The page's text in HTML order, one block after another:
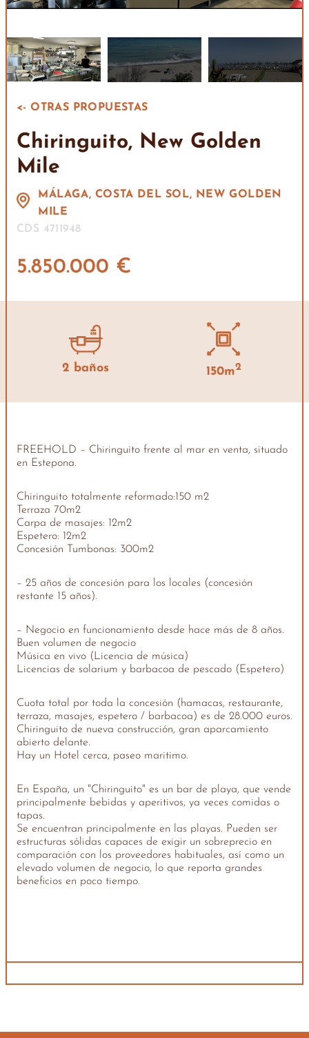
<- OTRAS PROPUESTAS
Chiringuito, New Golden
Mile
MÁLAGA, COSTA DEL SOL, NEW GOLDEN
MILE
CDS 4711948
5.850.000 €
2 baños 150m2
FREEHOLD – Chiringuito frente al mar en venta, situado
en Estepona.
Chiringuito totalmente reformado:150 m2
Terraza 70m2
Carpa de masajes: 12m2
Espetero: 12m2
Concesión Tumbonas: 300m2
– 25 años de concesión para los locales (concesión
restante 15 años).
– Negocio en funcionamiento desde hace más de 8 años.
Buen volumen de negocio
Música en vivo (Licencia de música)
Licencias de solarium y barbacoa de pescado (Espetero)
Cuota total por toda la concesión (hamacas, restaurante,
terraza, masajes, espetero / barbacoa) es de 28.000 euros.
Chiringuito de nueva construcción, gran aparcamiento
abierto delante.
Hay un Hotel cerca, paseo maritimo.
En España, un "Chiringuito" es un bar de playa, que vende
principalmente bebidas y aperitivos, ya veces comidas o
tapas.
Se encuentran principalmente en las playas. Pueden ser
estructuras sólidas capaces de exigir un sobreprecio en
comparación con los proveedores habituales, así como un
elevado volumen de negocio, lo que reporta grandes
beneficios en poco tiempo.